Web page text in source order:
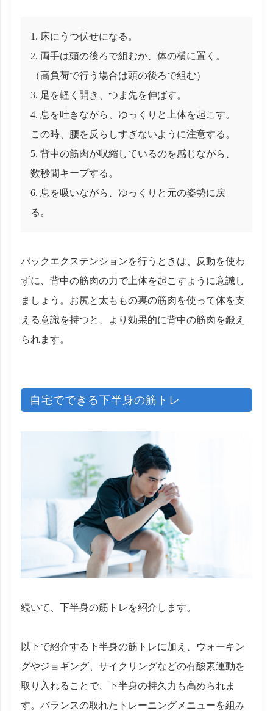
床にうつ伏せになる。
両手は頭の後ろで組むか、体の横に置く。
（高負荷で行う場合は頭の後ろで組む）
足を軽く開き、つま先を伸ばす。
息を吐きながら、ゆっくりと上体を起こす。
この時、腰を反らしすぎないように注意する。
背中の筋肉が収縮しているのを感じながら、
数秒間キープする。
息を吸いながら、ゆっくりと元の姿勢に戻
る。
バックエクステンションを行うときは、反動を使わ
ずに、背中の筋肉の力で上体を起こすように意識し
ましょう。お尻と太ももの裏の筋肉を使って体を支
える意識を持つと、より効果的に背中の筋肉を鍛え
られます。
自宅でできる下半身の筋トレ
続いて、下半身の筋トレを紹介します。
以下で紹介する下半身の筋トレに加え、ウォーキン
グやジョギング、サイクリングなどの有酸素運動を
取り入れることで、下半身の持久力も高められま
す。バランスの取れたトレーニングメニューを組み